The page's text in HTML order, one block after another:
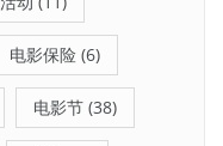
电影保险 (6)
电影节 (38)